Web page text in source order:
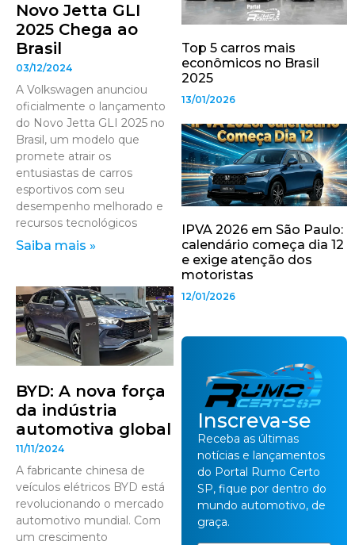
Novo Jetta GLI
2025 Chega ao
Brasil
03/12/2024
A Volkswagen anunciou
oficialmente o lançamento
do Novo Jetta GLI 2025 no
Brasil, um modelo que
promete atrair os
entusiastas de carros
esportivos com seu
desempenho melhorado e
recursos tecnológicos
Saiba mais »
BYD: A nova força
da indústria
automotiva global
11/11/2024
A fabricante chinesa de
veículos elétricos BYD está
revolucionando o mercado
automotivo mundial. Com
um crescimento
Top 5 carros mais
econômicos no Brasil
2025
13/01/2026
IPVA 2026 em São Paulo:
calendário começa dia 12
e exige atenção dos
motoristas
12/01/2026
Inscreva-se
Receba as últimas
notícias e lançamentos
do Portal Rumo Certo
SP, fique por dentro do
mundo automotivo, de
graça.